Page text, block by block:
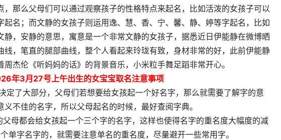
那么父母们可以通过观察孩子的性格特点来起名，比如活泼的女孩子可以
名；而文静的女孩子则运用逸、慧、香、宁、馨、静、婷等字起名，比如
，安静的意思，寓意是一个非常文静的女孩子，据悉近日伊能静在微博晒
线，笔直的腿部曲线，整个人看起来玲珑有致，身材非常的好，此前伊能静
杰伦《听妈妈的话》的背景音乐，小米粒手舞足蹈非常开心。
年3月27号上午出生的女宝宝取名注意事项
定了大部分，父母们若想要给女孩起一个好名字，那么就需要了解字的意
义不佳的名字，所以父母起名的时候，最好查阅字典。
母都会给女孩起一个三个字的名字，这样也使得名字的重名度大幅度的减
单字名字的，就需要注意单名的重名度，尽量避开一些常用字。